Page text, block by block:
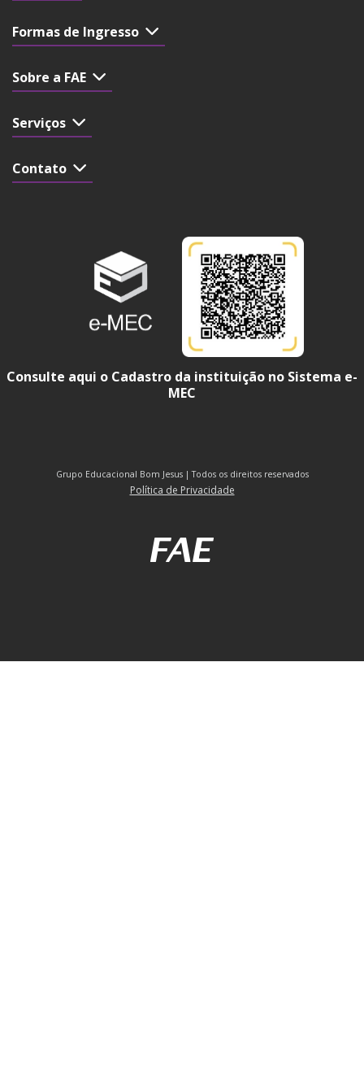
Formas de Ingresso
Sobre a FAE
Serviços
Contato
Consulte aqui o Cadastro da instituição no Sistema e-
MEC
Grupo Educacional Bom Jesus | Todos os direitos reservados
Política de Privacidade